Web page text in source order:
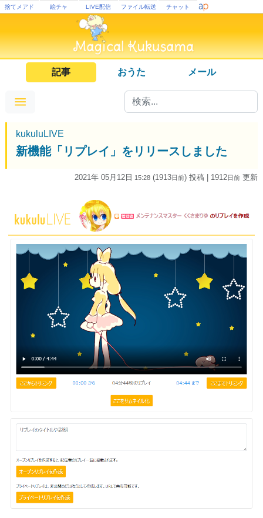
捨てメアド 絵チャ LIVE配信 ファイル転送 チャット
記事 おうた メール
kukuluLIVE
新機能「リプレイ」をリリースしました
2021年 05月12日 15:28 (1913日前) 投稿 | 1912日前 更新